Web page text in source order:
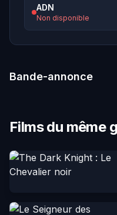
ADN
Non disponible
Bande-annonce
Films du même